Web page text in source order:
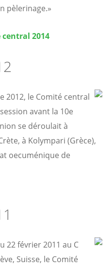
pèlerinage.»
central 2014
2012, le Comité central
avant la 10e
se déroulait à
à Kolympari (Grèce),
oecuménique de
22 février 2011 au C
Suisse, le Comité